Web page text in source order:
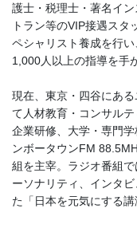
護士・税理士・著名イ
トラン等のVIP接遇スタ
ペシャリスト養成を行
1,000人以上の指導を手
現在、東京・四谷にあ
て人材教育・コンサル
企業研修、大学・専門
ンボータウンFM
組を主宰。ラジオ番組
ーソナリティ、インタ
た「日本を元気にする講